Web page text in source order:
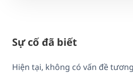
Sự cố đã biết
Hiện tại, không có vấn đề